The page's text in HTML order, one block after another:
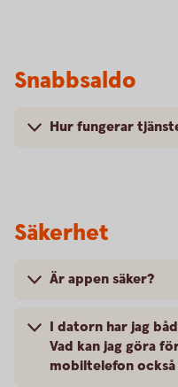
Snabbsaldo
Hur fungerar
Säkerhet
Är appen säker?
I datorn har jag
Vad kan jag göra
mobiltelefon också